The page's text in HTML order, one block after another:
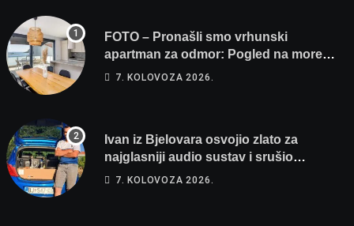
FOTO – Pronašli smo vrhunski
apartman za odmor: Pogled na more,
tri spavaće sobe i terasa koja osvaja
7. KOLOVOZA 2026.
Ivan iz Bjelovara osvojio zlato za
najglasniji audio sustav i srušio
osobni rekord od čak 145,9 dB!
7. KOLOVOZA 2026.